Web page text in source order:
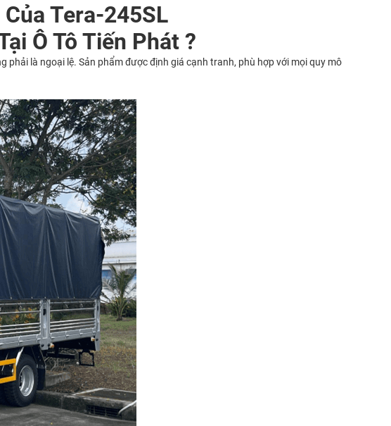
Tera-245SL
Ô Tô Tiến Phát ?
phải là ngoại lệ. Sản phẩm được định giá cạnh tranh, phù hợp với mọi quy mô